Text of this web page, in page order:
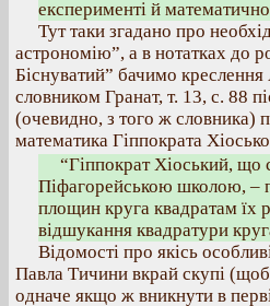
експерименті й
Тут таки згадано про
астрономію”, а в нотатках до
Біснуватий” бачимо креслення
словником Гранат, т. 13, с. 88
(очевидно, з того ж словника)
математика Гіппократа
“Гіппократ Хіоський, що
Піфагорейською школою, –
площин круга квадратам їх
відшукання квадратури
Відомості про якісь
Павла Тичини вкрай скупі (щоб
одначе якщо ж вникнути в